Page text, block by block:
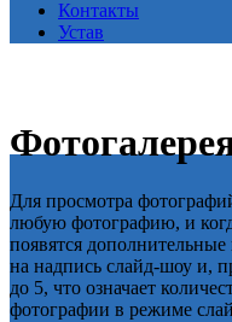
Контакты
Устав
Для просмотра
любую фотографию, и
появятся
на надпись слайд-шоу и,
до 5, что означает
фотографии в режиме